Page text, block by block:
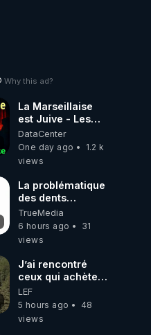
Why this ad?
La Marseillaise
est Juive - Les
Reseaux - Gallia
et la France -
Symbolisme
DataCenter
One day ago
1.2 k
views
La problématique
des dents
dévitalisées et
des implants
TrueMedia
6 hours ago
31
views
J’ai rencontré
ceux qui achètent
des bunkers pour
survivre à la fin
du monde
LEF
5 hours ago
48
views